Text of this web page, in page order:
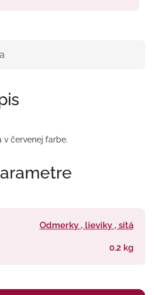
v červenej farbe.
Odmerky , lieviky , sitá
0.2 kg